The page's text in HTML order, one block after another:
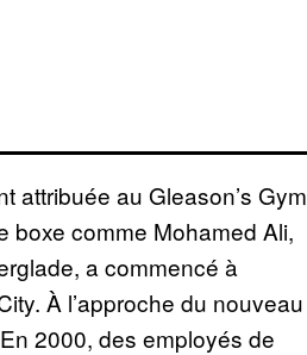
attribuée au Gleason’s Gym
boxe comme Mohamed Ali,
a commencé à
À l’approche du nouveau
2000, des employés de